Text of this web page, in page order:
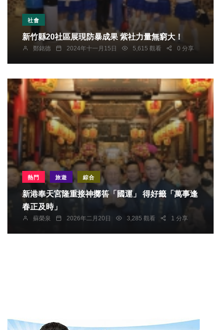
社會
新竹縣20社區展現防暴成果 紫社力量無窮大！
鄭銘德 2024年十一月15日 5,615 觀看 0 分享
熱門 旅遊 綜合
新港奉天宮隆重接神擲筶「國運」 得好籤「萬事逢
春正及時」
蘇榮泉 2026年二月20日 3,285 觀看 1 分享